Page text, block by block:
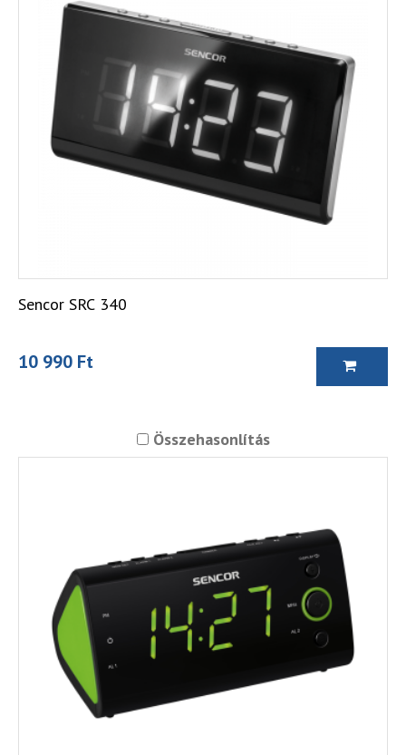
Sencor SRC 340
10 990 Ft
Összehasonlítás